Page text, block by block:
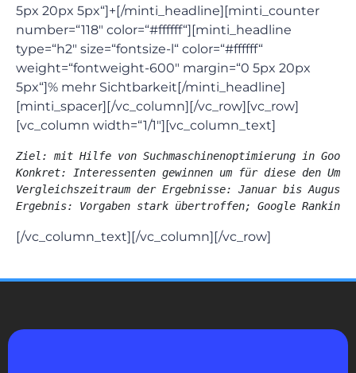
5px 20px 5px“]+[/minti_headline][minti_counter
number=“118″ color=“#ffffff“][minti_headline
type=“h2″ size=“fontsize-l“ color=“#ffffff“
weight=“fontweight-600″ margin=“0 5px 20px
5px“]% mehr Sichtbarkeit[/minti_headline]
[minti_spacer][/vc_column][/vc_row][vc_row]
[vc_column width=“1/1″][vc_column_text]
Ziel: mit Hilfe von Suchmaschinenoptimierung in
Konkret: Interessenten gewinnen um für diese den
Vergleichszeitraum der Ergebnisse: Januar bis
[/vc_column_text][/vc_column][/vc_row]